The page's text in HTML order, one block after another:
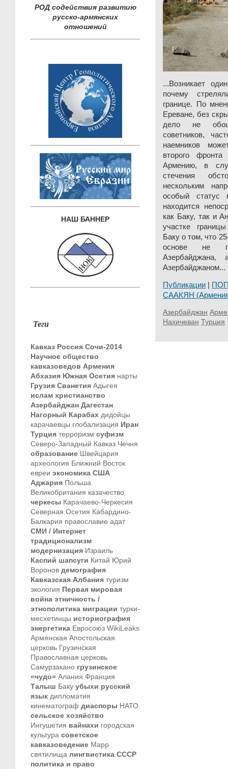
РОД содействия развитию
русско-армянских
отношений
НАШ БАННЕР
Теги
Кавказ Россия Сочи-2014
Научное общество
кавказоведов Армения
Абхазия Южная Осетия нарты
Грузия Сванетия Адыгея
ислам христианство
Азербайджан Дагестан
Нагорный Карабах дидойцы
карачаевцы глобализация Иран
Турция терроризм суфизм
Северо-Западный Кавказ Чечня
образование Швейцария
археология Ближний Восток
евреи экономика США
Аджария Польша
Великобритания казачество
черкесы Карачаево-Черкесия
Северная Осетия Кабардино-
Балкария православие адат
СМИ / Интернет
традиционализм
модернизация Израиль
Каспий шапсуги Китай Юрий
Воронов демография
Кавказская Албания туризм
экология Первая мировая
война этничность /
этнополитика миграции турки-
месхетинцы историография
энергетика Евросоюз WikiLeaks
Армянская Апостольская
церковь Грузинская
Православная церковь
Самурзакано грузинское
«чудо» Алания Франция
Талыш Баку убыхи русский
язык дипломатия
кинематограф диаспоры НАТО
сельское хозяйство
Ингушетия вайнахи городская
культура советское
кавказоведение Марр
святилища лингвистика СССР
политика и право
...Возникает
почему
границе. По
Ереване, без
дело не
советников,
наемников
второго
Армению, в
стечения
нескольким
особый статус
находится
как Баку, так и
участке
Баку о том, что
основе не
Азербайджаном...
Публикации
СААКЯН
Азербайджан
Нахичеван Турция